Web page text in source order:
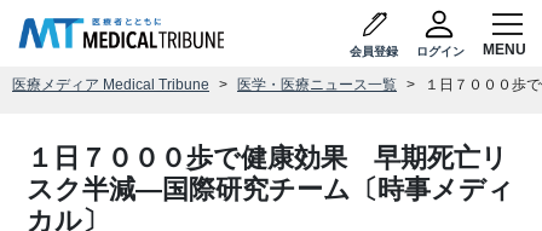
会員登録 ログイン
医療メディア Medical Tribune 医学・医療ニュース一覧 １日７０００歩
１日７０００歩で健康効果 早期死亡リ
スク半減―国際研究チーム〔時事メディ
カル〕